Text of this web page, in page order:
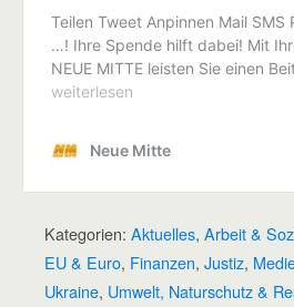
Kategorien: Aktuelles, Arbeit &
EU & Euro, Finanzen, Justiz,
Ukraine, Umwelt, Naturschutz &